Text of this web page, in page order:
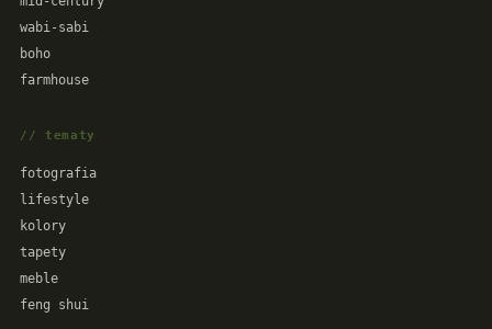
wabi-sabi
boho
farmhouse
// tematy
fotografia
lifestyle
kolory
tapety
meble
feng shui